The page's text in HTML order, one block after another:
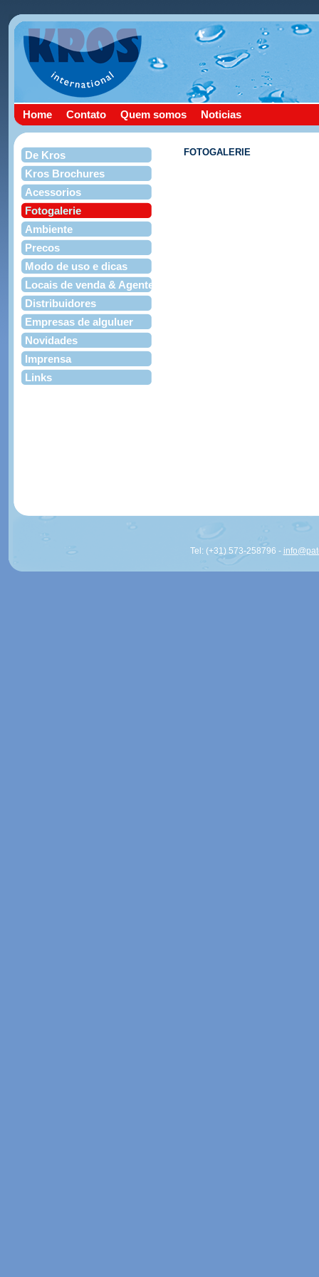
Home Contato Quem somos Noticias
De Kros
Kros Brochures
Acessorios
Fotogalerie
Ambiente
Precos
Modo de uso e dicas
Locais de venda & Agentes
Distribuidores
Empresas de alguluer
Novidades
Imprensa
Links
FOTOGALERIE
Tel: (+31) 573-258796 -